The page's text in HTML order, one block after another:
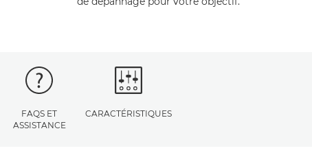
FAQS ET
ASSISTANCE
CARACTÉRISTIQUES